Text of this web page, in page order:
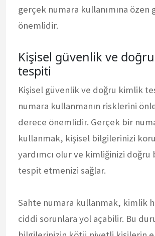
gerçek numara kullanımına özen
önemlidir.
Kişisel güvenlik ve
tespiti
Kişisel güvenlik ve doğru kimlik
numara kullanmanın risklerini
derece önemlidir. Gerçek bir
kullanmak, kişisel bilgilerinizi
yardımcı olur ve kimliğinizi doğru
tespit etmenizi sağlar.
Sahte numara kullanmak, kimlik
ciddi sorunlara yol açabilir. Bu